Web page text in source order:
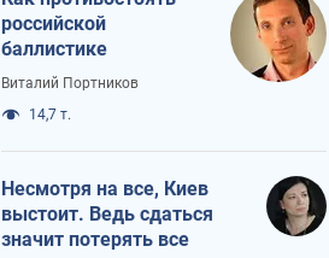
российской
баллистике
Виталий Портников
14,7 т.
Несмотря на все, Киев
выстоит. Ведь сдаться
значит потерять все